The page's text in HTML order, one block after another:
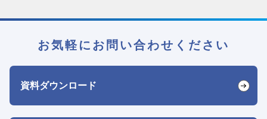
お気軽にお問い合わせください
資料ダウンロード